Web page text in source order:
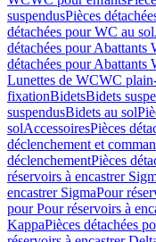
suspendusPièces
détachées pour WC au sol
détachées pour Abattants
détachées pour Abattants
Lunettes de WCWC
fixationBidetsBidets
suspendusBidets au sol
solAccessoiresPièces
déclenchement et
déclenchementPièces
réservoirs à encastrer
encastrer SigmaPour
pour Pour réservoirs à
KappaPièces détachées